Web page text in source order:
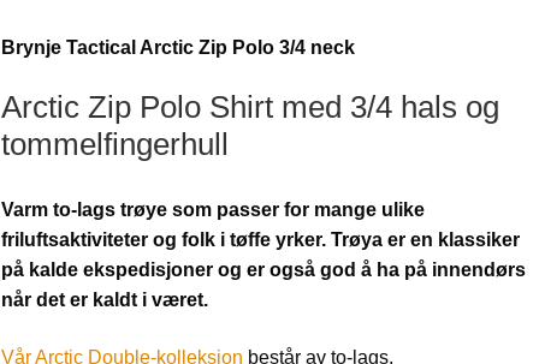
Brynje Tactical Arctic Zip Polo 3/4 neck
Arctic Zip Polo Shirt med 3/4 hals og
tommelfingerhull
Varm to-lags trøye som passer for mange ulike
friluftsaktiviteter og folk i tøffe yrker. Trøya er en klassiker
på kalde ekspedisjoner og er også god å ha på innendørs
når det er kaldt i været.
Vår Arctic Double-kolleksjon består av to-lags,